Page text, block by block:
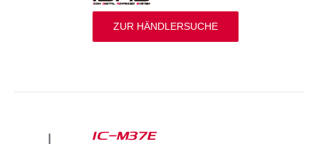
ZUR HÄNDLERSUCHE
IC-M37E